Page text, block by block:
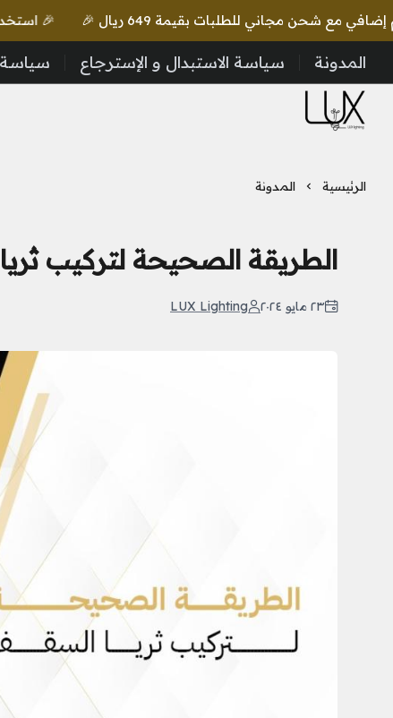
🎉 استخدم كود lux واحصل على خصم إضافي مع شحن مجاني للطلبات بقيمة 649 ريال 🎉
المدونة سياسة الاستبدال و الإسترجاع
LUX Lighting
الرئيسية المدونة
الطريقة الصحيحة لتركيب
٢٣ مايو ٢٠٢٤ LUX Lighting